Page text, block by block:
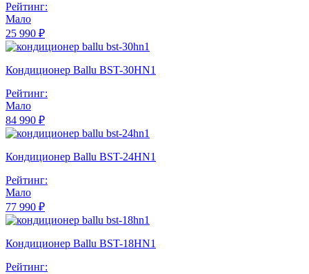
Рейтинг:
Мало
25 990 ₽
Кондиционер Ballu BST-30HN1
Рейтинг:
Мало
84 990 ₽
Кондиционер Ballu BST-24HN1
Рейтинг:
Мало
77 990 ₽
Кондиционер Ballu BST-18HN1
Рейтинг: